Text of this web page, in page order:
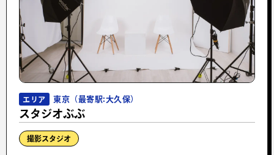
エリア 東京（最寄駅:大久保）
スタジオぶぶ
撮影スタジオ